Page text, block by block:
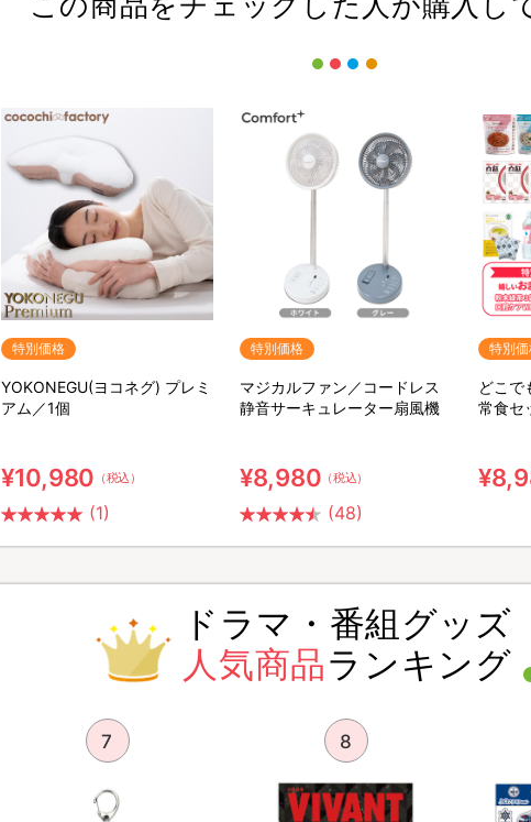
特別価格
YOKONEGU(ヨコネグ) プレミ
アム／1個
¥10,980 （税込）
(1)
特別価格
マジカルファン／コードレス
静音サーキュレーター扇風機
¥8,980 （税込）
(48)
特別
どこで
常食セ
ドラマ・番組グッズ
人気商品ランキング
7 8